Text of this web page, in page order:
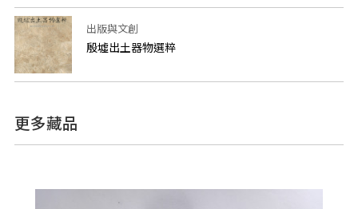
出版與文創
殷墟出土器物選粹
更多藏品